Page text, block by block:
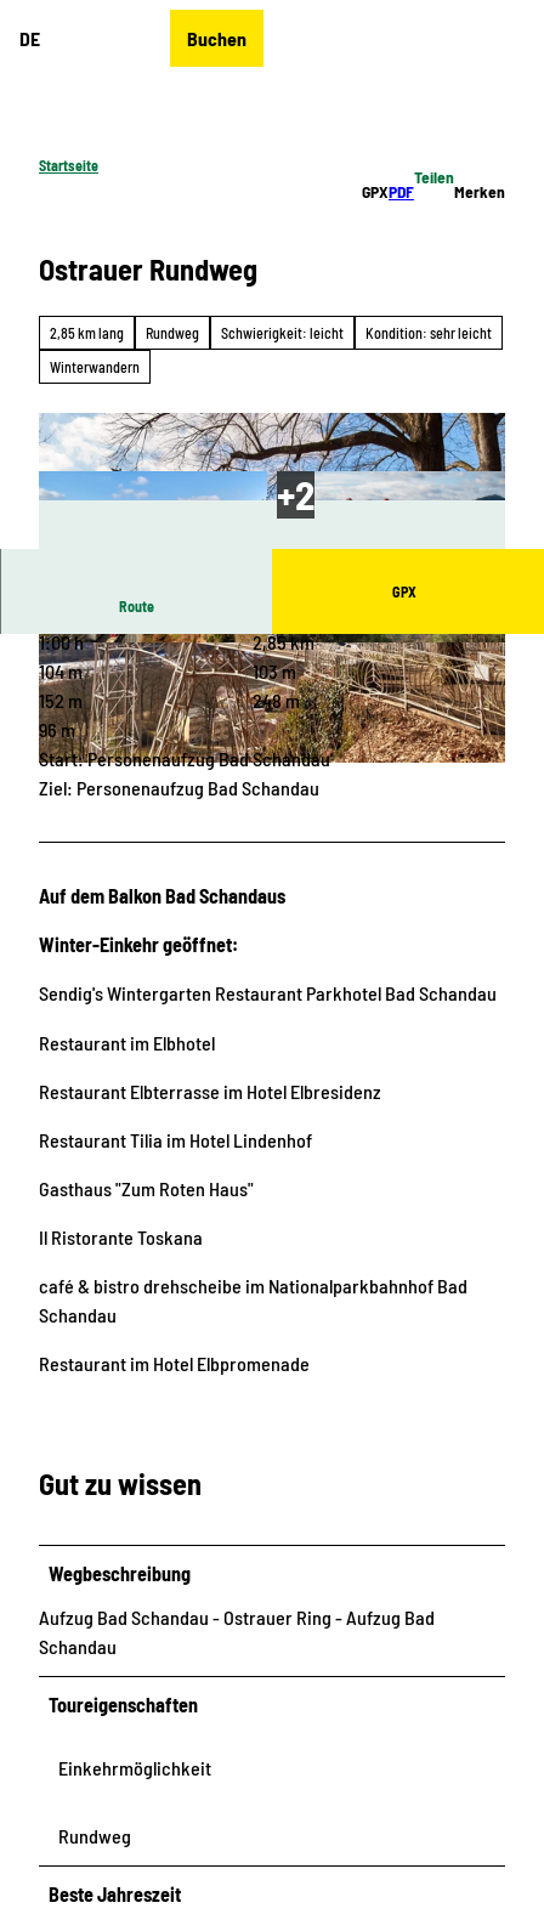
DE Buchen
Startseite
GPXPDF
Teilen
Merken
Ostrauer Rundweg
2,85 km lang Rundweg Schwierigkeit: leicht
Kondition: sehr leicht
Winterwandern
© Achim Meurer, Tourismusverband Sächsische Schweiz
© Achim Meurer, Tourismusverband Sächsisch
e Schweiz
© Sebastian Thiel, Tourismusverband Sächsisc
he Schweiz
Route
GPX
1:00 h
2,85 km
104 m
103 m
152 m
248 m
96 m
Start: Personenaufzug Bad Schandau
Ziel: Personenaufzug Bad Schandau
Auf dem Balkon Bad Schandaus
Winter-Einkehr geöffnet:
Sendig's Wintergarten Restaurant Parkhotel Bad Schandau
Restaurant im Elbhotel
Restaurant Elbterrasse im Hotel Elbresidenz
Restaurant Tilia im Hotel Lindenhof
Gasthaus "Zum Roten Haus"
Il Ristorante Toskana
café & bistro drehscheibe im Nationalparkbahnhof Bad
Schandau
Restaurant im Hotel Elbpromenade
Gut zu wissen
Wegbeschreibung
Aufzug Bad Schandau - Ostrauer Ring - Aufzug Bad
Schandau
Toureigenschaften
Einkehrmöglichkeit
Rundweg
Beste Jahreszeit